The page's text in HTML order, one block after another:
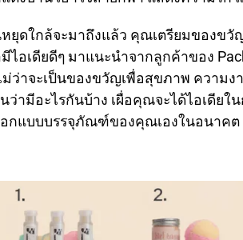
หยุดใกล้จะมาถึงแล้ว คุณเตรียมของข
มีไอเดียดีๆ มาแนะนำจากลูกค้าของ
ม่ว่าจะเป็นของขวัญเพื่อสุขภาพ ความ
ว่ามีอะไรกันบ้าง เผื่อคุณจะได้ไอเดีย
อกแบบบรรจุภัณฑ์ของคุณเองในอนาคต